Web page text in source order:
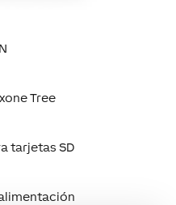
Tree
tarjetas SD